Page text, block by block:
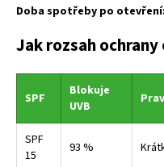
Doba spotřeby po otevření:
Jak rozsah
SPF
Blokuje
UVB
SPF
15
93 %